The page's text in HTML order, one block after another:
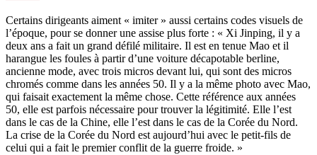
Certains dirigeants aiment « imiter » aussi certains codes visuels de
l’époque, pour se donner une assise plus forte : « Xi Jinping, il y a
deux ans a fait un grand défilé militaire. Il est en tenue Mao et il
harangue les foules à partir d’une voiture décapotable berline,
ancienne mode, avec trois micros devant lui, qui sont des micros
chromés comme dans les années 50. Il y a la même photo avec Mao,
qui faisait exactement la même chose. Cette référence aux années
50, elle est parfois nécessaire pour trouver la légitimité. Elle l’est
dans le cas de la Chine, elle l’est dans le cas de la Corée du Nord.
La crise de la Corée du Nord est aujourd’hui avec le petit-fils de
celui qui a fait le premier conflit de la guerre froide. »